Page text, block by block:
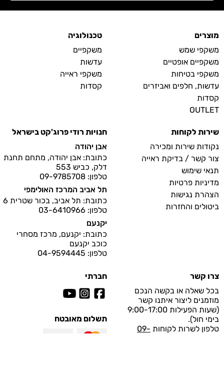
מוצרים
משקפי שמש
משקפיים אופטיים
משקפי בטיחות
עדשות, חלפים ואביזרים
קסדות
OUTLET
טכנולוגיה
משקפיים
עדשות
משקפי ראייה
קסדות
שירות לקוחות
נקודות שירות ומכירה
צור קשר / בדיקת ראייה
תנאי שימוש
מדיניות פרטיות
הצהרת נגישות
ביטולים והחזרות
חנויות רודי פרוג'קט בישראל
אבן יהודה
כתובת: אבן יהודה, מתחם תחנת
דלק, כביש 553
טלפון: 09-9785708
תל אביב המרכז האולימפי
כתובת: תל אביב, בכור שטרית 6
טלפון: 03-6410966
יקנעם
כתובת: יקנעם, מרכז מסחרי
כוכב יקנעם
טלפון: 04-9594445
צרו קשר
בכל שאלה או בקשה הנכם
מוזמנים ליצור איתנו קשר
(שעות הפעילות 9:00-17:00
בימי חול).
טלפון לשרות לקוחות 09-
חברתי
תשלום מאובטח